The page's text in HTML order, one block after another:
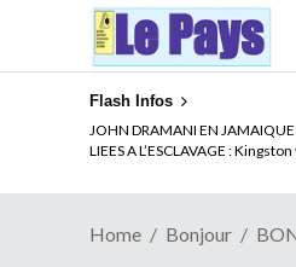
Flash Infos
JOHN DRAMANI EN
LIEES A L’ESCLAVAGE :
Home Bonjour